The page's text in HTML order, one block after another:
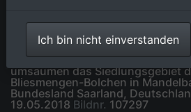
Landwirtschaftliche Nutzflächen
umsäumen das Siedlungsgebiet
Bliesmengen-Bolchen in
Bundesland Saarland,
19.05.2018 Bildnr. 107297
Ich bin nicht einverstanden